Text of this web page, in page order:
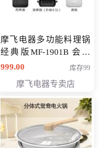
摩飞电器多功能料理锅
经典版MF-1901B 会员
专享价399元
999.00 库存99
摩飞电器专卖店